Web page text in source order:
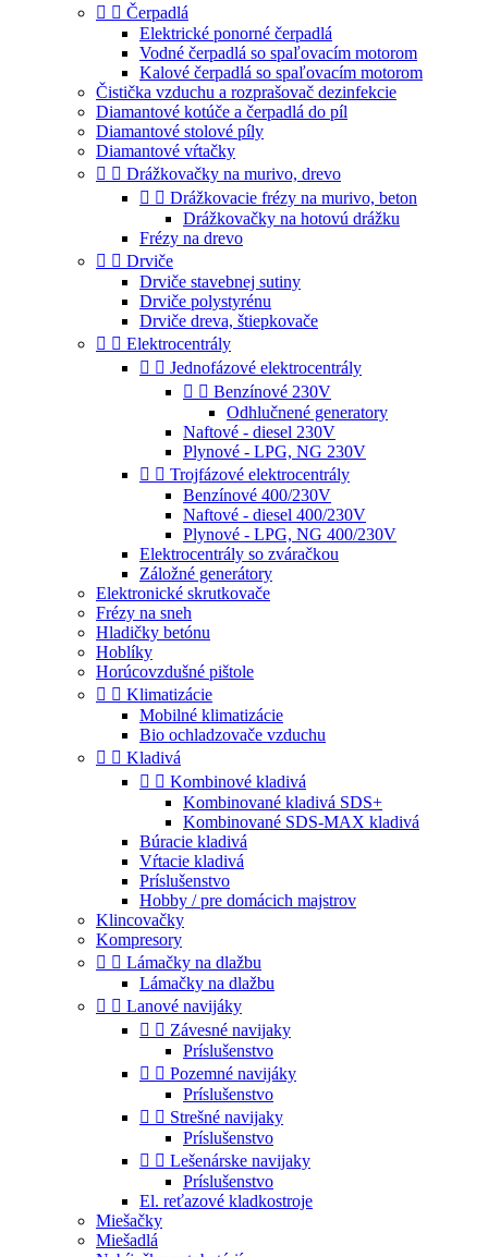
  Čerpadlá
Elektrické ponorné čerpadlá
Vodné čerpadlá so spaľovacím motorom
Kalové čerpadlá so spaľovacím motorom
Čistička vzduchu a rozprašovač dezinfekcie
Diamantové kotúče a čerpadlá do píl
Diamantové stolové píly
Diamantové vŕtačky
  Drážkovačky na murivo, drevo
  Drážkovacie frézy na murivo, beton
Drážkovačky na hotovú drážku
Frézy na drevo
  Drviče
Drviče stavebnej sutiny
Drviče polystyrénu
Drviče dreva, štiepkovače
  Elektrocentrály
  Jednofázové elektrocentrály
  Benzínové 230V
Odhlučnené generatory
Naftové - diesel 230V
Plynové - LPG, NG 230V
  Trojfázové elektrocentrály
Benzínové 400/230V
Naftové - diesel 400/230V
Plynové - LPG, NG 400/230V
Elektrocentrály so zváračkou
Záložné generátory
Elektronické skrutkovače
Frézy na sneh
Hladičky betónu
Hoblíky
Horúcovzdušné pištole
  Klimatizácie
Mobilné klimatizácie
Bio ochladzovače vzduchu
  Kladivá
  Kombinové kladivá
Kombinované kladivá SDS+
Kombinované SDS-MAX kladivá
Búracie kladivá
Vŕtacie kladivá
Príslušenstvo
Hobby / pre domácich majstrov
Klincovačky
Kompresory
  Lámačky na dlažbu
Lámačky na dlažbu
  Lanové navijáky
  Závesné navijaky
Príslušenstvo
  Pozemné navijáky
Príslušenstvo
  Strešné navijaky
Príslušenstvo
  Lešenárske navijaky
Príslušenstvo
El. reťazové kladkostroje
Miešačky
Miešadlá